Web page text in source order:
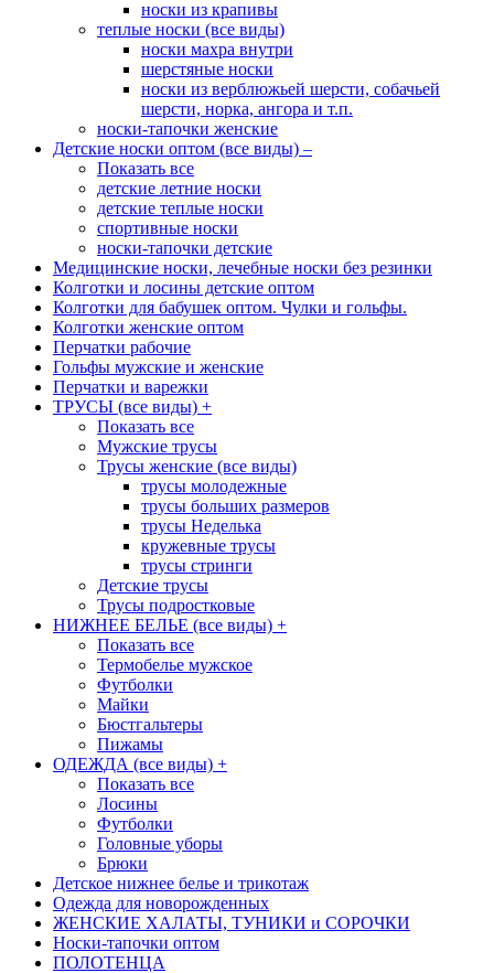
носки из крапивы
теплые носки (все виды)
носки махра внутри
шерстяные носки
носки из верблюжьей шерсти, собачьей
шерсти, норка, ангора и т.п.
носки-тапочки женские
Детские носки оптом (все виды) –
Показать все
детские летние носки
детские теплые носки
спортивные носки
носки-тапочки детские
Медицинские носки, лечебные носки без резинки
Колготки и лосины детские оптом
Колготки для бабушек оптом. Чулки и гольфы.
Колготки женские оптом
Перчатки рабочие
Гольфы мужские и женские
Перчатки и варежки
ТРУСЫ (все виды) +
Показать все
Мужские трусы
Трусы женские (все виды)
трусы молодежные
трусы больших размеров
трусы Неделька
кружевные трусы
трусы стринги
Детские трусы
Трусы подростковые
НИЖНЕЕ БЕЛЬЕ (все виды) +
Показать все
Термобелье мужское
Футболки
Майки
Бюстгальтеры
Пижамы
ОДЕЖДА (все виды) +
Показать все
Лосины
Футболки
Головные уборы
Брюки
Детское нижнее белье и трикотаж
Одежда для новорожденных
ЖЕНСКИЕ ХАЛАТЫ, ТУНИКИ и СОРОЧКИ
Носки-тапочки оптом
ПОЛОТЕНЦА